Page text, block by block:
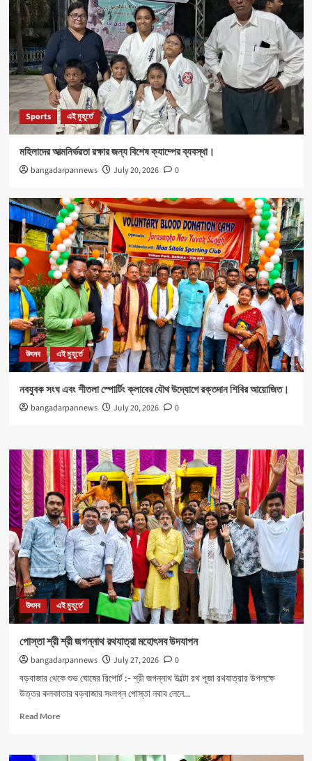
Sports এই মুহূর্তে
মহিলাদের আত্মনির্ভরতা রক্ষার জন্য বিশেষ ক্যাম্পের ব্যবস্থা।
bangadarpannews July 20, 2026 0
উৎসব এই মুহূর্তে
নবযুবক সংঘ এবং শীতলা স্পোর্টিং ক্লাবের যৌথ উদ্যোগে রক্তদান শিবির আয়োজিত।
bangadarpannews July 20, 2026 0
উৎসব এই মুহূর্তে
পোস্তা শ্রী শ্রী জগন্নাথ রথযাত্রা মহোৎসব উদযাপন
bangadarpannews July 27, 2026
0
বড়বাজার থেকে শুভ ঘোষের রিপোর্ট :- শ্রী জগন্নাথ উল্টো রথ পূজা রথযাত্রার উপলক্ষে
উত্তর কলকাতার বড়বাজার সংলগ্ন পোস্তা নবাব লেনে...
Read MoreRead
পোস্তা